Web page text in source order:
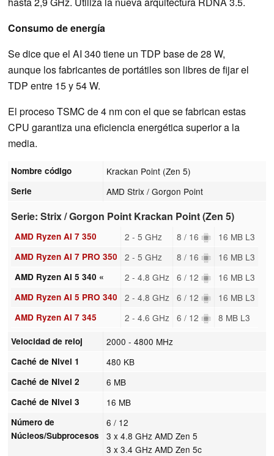
Consumo de energía
Se dice que el AI 340 tiene un TDP base de 28 W,
aunque los fabricantes de portátiles son libres de fijar el
TDP entre 15 y 54 W.
El proceso TSMC de 4 nm con el que se fabrican estas
CPU garantiza una eficiencia energética superior a la
media.
Nombre código Krackan Point (Zen 5)
Serie AMD Strix / Gorgon Point
Serie: Strix / Gorgon Point Krackan Point (Zen 5)
AMD Ryzen AI 7 350 2 - 5 GHz 8 / 16 16 MB L3
AMD Ryzen AI 7 PRO 350 2 - 5 GHz 8 / 16 16 MB L3
AMD Ryzen AI 5 340 « 2 - 4.8 GHz 6 / 12 16 MB L3
AMD Ryzen AI 5 PRO 340 2 - 4.8 GHz 6 / 12 16 MB L3
AMD Ryzen AI 7 345 2 - 4.6 GHz 6 / 12 8 MB L3
Velocidad de reloj 2000 - 4800 MHz
Caché de Nivel 1 480 KB
Caché de Nivel 2 6 MB
Caché de Nivel 3 16 MB
Número de
Núcleos/Subprocesos
6 / 12
3 x 4.8 GHz AMD Zen 5
3 x 3.4 GHz AMD Zen 5c